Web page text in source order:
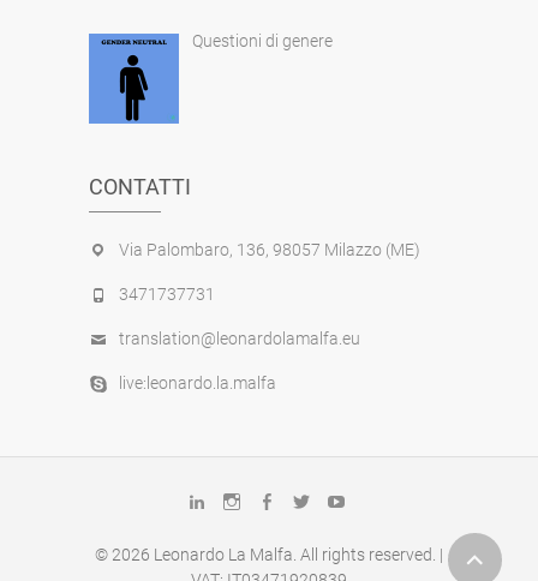
Questioni di genere
CONTATTI
Via Palombaro, 136, 98057 Milazzo (ME)
3471737731
translation@leonardolamalfa.eu
live:leonardo.la.malfa
linkedininstagramfacebook
twitteryoutube
© 2026 Leonardo La Malfa . All rights reserved. |